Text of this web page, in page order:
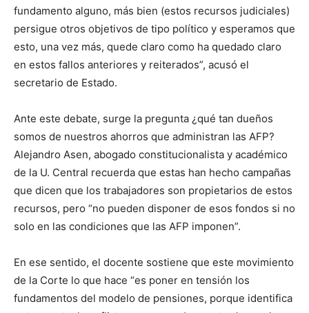
fundamento alguno, más bien (estos recursos judiciales)
persigue otros objetivos de tipo político y esperamos que
esto, una vez más, quede claro como ha quedado claro
en estos fallos anteriores y reiterados”, acusó el
secretario de Estado.
Ante este debate, surge la pregunta ¿qué tan dueños
somos de nuestros ahorros que administran las AFP?
Alejandro Asen, abogado constitucionalista y académico
de la U. Central recuerda que estas han hecho campañas
que dicen que los trabajadores son propietarios de estos
recursos, pero “no pueden disponer de esos fondos si no
solo en las condiciones que las AFP imponen”.
En ese sentido, el docente sostiene que este movimiento
de la Corte lo que hace “es poner en tensión los
fundamentos del modelo de pensiones, porque identifica